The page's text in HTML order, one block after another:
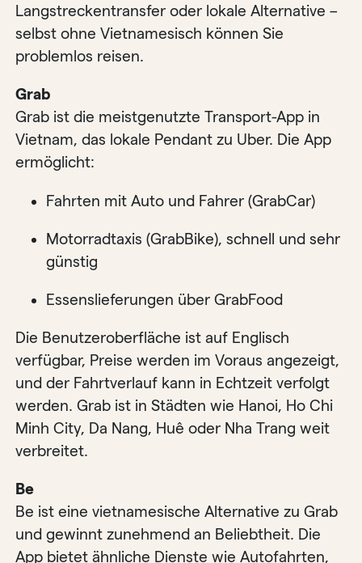
Langstreckentransfer oder lokale Alternative –
selbst ohne Vietnamesisch können Sie
problemlos reisen.
Grab
Grab ist die meistgenutzte Transport-App in
Vietnam, das lokale Pendant zu Uber. Die App
ermöglicht:
Fahrten mit Auto und Fahrer (GrabCar)
Motorradtaxis (GrabBike), schnell und sehr
günstig
Essenslieferungen über GrabFood
Die Benutzeroberfläche ist auf Englisch
verfügbar, Preise werden im Voraus angezeigt,
und der Fahrtverlauf kann in Echtzeit verfolgt
werden. Grab ist in Städten wie Hanoi, Ho Chi
Minh City, Da Nang, Huê oder Nha Trang weit
verbreitet.
Be
Be ist eine vietnamesische Alternative zu Grab
und gewinnt zunehmend an Beliebtheit. Die
App bietet ähnliche Dienste wie Autofahrten,